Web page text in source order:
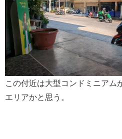
この付近は大型コンドミニアム
エリアかと思う。